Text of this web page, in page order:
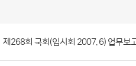
보
공
개
게
록
제268회 국회(임시회 2007. 6) 업무보